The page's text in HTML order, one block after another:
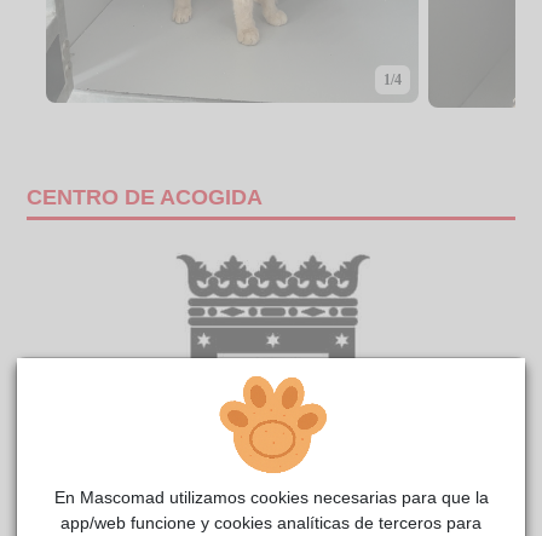
1/4
CENTRO DE ACOGIDA
En Mascomad utilizamos cookies necesarias para que la
app/web funcione y cookies analíticas de terceros para